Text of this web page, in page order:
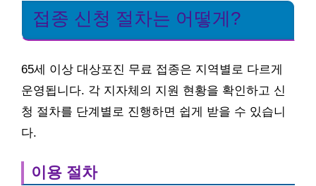
접종 신청 절차는 어떻게?
65세 이상 대상포진 무료 접종은 지역별로 다르게
운영됩니다. 각 지자체의 지원 현황을 확인하고 신
청 절차를 단계별로 진행하면 쉽게 받을 수 있습니
다.
이용 절차